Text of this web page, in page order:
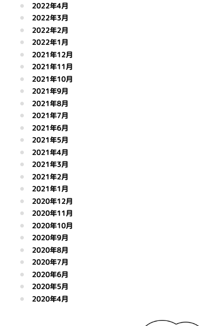
2022年4月
2022年3月
2022年2月
2022年1月
2021年12月
2021年11月
2021年10月
2021年9月
2021年8月
2021年7月
2021年6月
2021年5月
2021年4月
2021年3月
2021年2月
2021年1月
2020年12月
2020年11月
2020年10月
2020年9月
2020年8月
2020年7月
2020年6月
2020年5月
2020年4月